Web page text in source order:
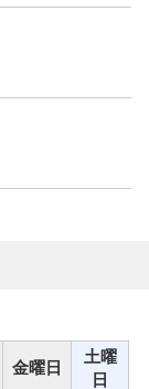
金曜日
土曜
日